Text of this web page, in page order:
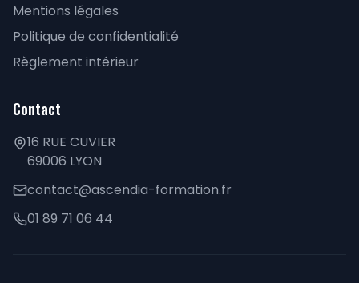
Mentions légales
Politique de confidentialité
Règlement intérieur
Contact
16 RUE CUVIER
69006 LYON
contact@ascendia-formation.fr
01 89 71 06 44